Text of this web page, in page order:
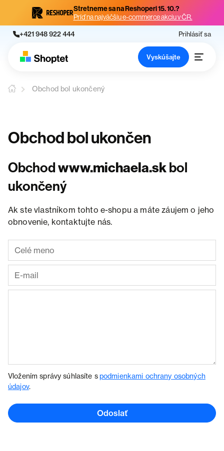
Stretneme sa na Reshoperi 15. 10.?
Príď na najväčšiu e-commerce akciu v ČR.
+421 948 922 444 Prihlásiť sa
Vyskúšajte
Obchod bol ukončený
Obchod bol ukončen
Obchodwww.michaela.skbol
ukončený
Ak ste vlastníkom tohto e-shopu a máte záujem o jeho
obnovenie, kontaktujte nás.
Vložením správy súhlasíte spodmienkami ochrany osobných
údajov.
Odoslať